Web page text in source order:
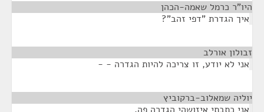
היו"ר כרמל שאמה-הכהן
איך הגדרת "דפי זהב"?
זבולון אורלב
אני לא יודע, זו צריכה להיות הגדרה - -
יוליה שמאלוב-ברקוביץ